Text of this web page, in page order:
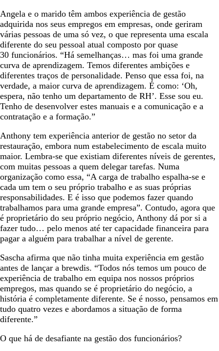
Angela e o marido têm ambos experiência de gestão
adquirida nos seus empregos em empresas, onde geriram
várias pessoas de uma só vez, o que representa uma escala
diferente do seu pessoal atual composto por quase
30 funcionários. “Há semelhanças… mas foi uma grande
curva de aprendizagem. Temos diferentes ambições e
diferentes traços de personalidade. Penso que essa foi, na
verdade, a maior curva de aprendizagem. É como: ‘Oh,
espera, não tenho um departamento de RH’. Esse sou eu.
Tenho de desenvolver estes manuais e a comunicação e a
contratação e a formação.”
Anthony tem experiência anterior de gestão no setor da
restauração, embora num estabelecimento de escala muito
maior. Lembra-se que existiam diferentes níveis de gerentes,
com muitas pessoas a quem delegar tarefas. Numa
organização como essa, “A carga de trabalho espalha-se e
cada um tem o seu próprio trabalho e as suas próprias
responsabilidades. E é isso que podemos fazer quando
trabalhamos para uma grande empresa”. Contudo, agora que
é proprietário do seu próprio negócio, Anthony dá por si a
fazer tudo… pelo menos até ter capacidade financeira para
pagar a alguém para trabalhar a nível de gerente.
Sascha afirma que não tinha muita experiência em gestão
antes de lançar a brewdis. “Todos nós temos um pouco de
experiência de trabalho em equipa nos nossos próprios
empregos, mas quando se é proprietário do negócio, a
história é completamente diferente. Se é nosso, pensamos em
tudo quatro vezes e abordamos a situação de forma
diferente.”
O que há de desafiante na gestão dos funcionários?